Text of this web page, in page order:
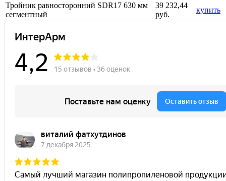
Тройник равносторонний SDR17 630 мм
сегментный
39 232,44
руб.
купить